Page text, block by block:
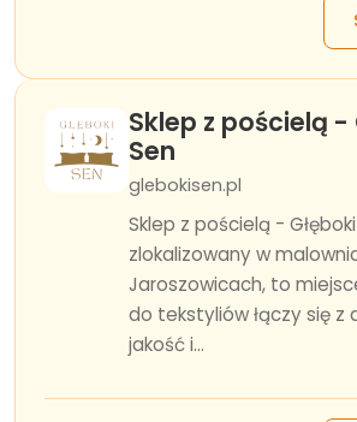
Sklep z pościelą -
Sen
glebokisen.pl
Sklep z pościelą -
zlokalizowany w
Jaroszowicach, to
do tekstyliów łączy się z
jakość i...